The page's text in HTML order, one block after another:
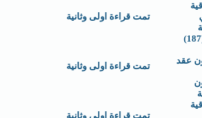
المهنيتين رقم (187)
تمت قراءة اولى وثانية
عقد
تمت قراءة اولى وثانية
تمت قراءة اولى وثانية